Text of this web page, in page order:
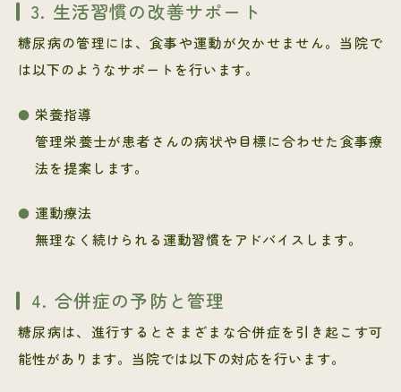
3. 生活習慣の改善サポート
糖尿病の管理には、食事や運動が欠かせません。当院で
は以下のようなサポートを行います。
栄養指導
管理栄養士が患者さんの病状や目標に合わせた食事療
法を提案します。
運動療法
無理なく続けられる運動習慣をアドバイスします。
4. 合併症の予防と管理
糖尿病は、進行するとさまざまな合併症を引き起こす可
能性があります。当院では以下の対応を行います。